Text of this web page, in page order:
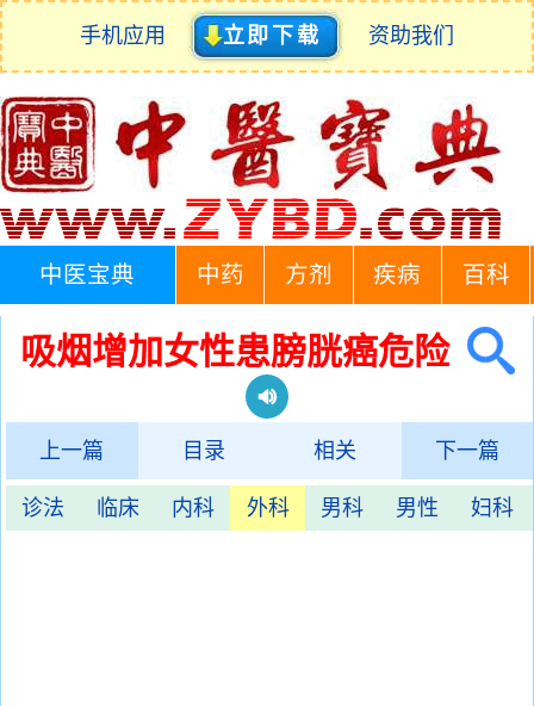
手机应用 立即下载 资助我们
中医宝典 中药 方剂 疾病 百科
吸烟增加女性患膀胱癌危险
上一篇 目录 相关 下一篇
诊法 临床 内科 外科 男科 男性 妇科